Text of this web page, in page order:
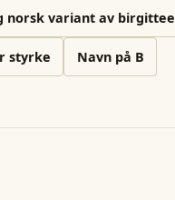
norsk variant av birgittee
styrke Navn på B